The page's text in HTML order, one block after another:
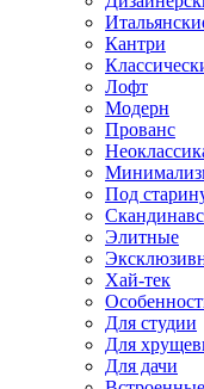
Кантри
Лофт
Модерн
Прованс
Под
Элитные
Хай-тек
Для студии
Для
Для дачи